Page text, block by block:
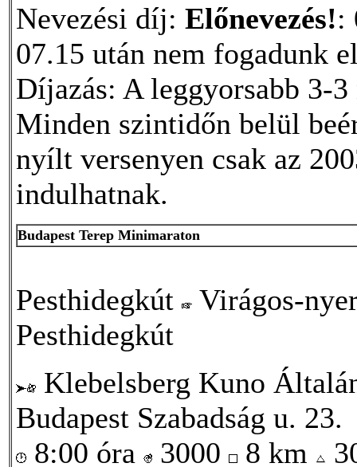
Nevezési díj: Előnevezés!:
07.15 után nem fogadunk
Díjazás: A leggyorsabb 3-
Minden szintidőn belül
nyílt versenyen csak az
indulhatnak.
Budapest Terep Minimaraton
Pesthidegkút
Virágos-
Pesthidegkút
Klebelsberg Kuno
Budapest Szabadság u. 23.
8:00 óra
3000 8 km